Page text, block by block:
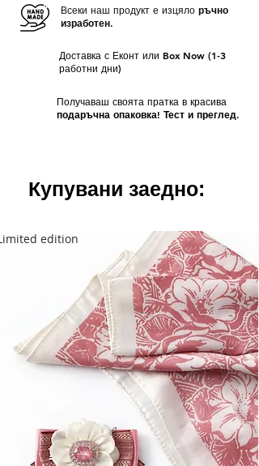
отделно опаковани, оставете коментар
при поръчката Ви.
Всеки наш продукт е изцяло ръчно
изработен.
Доставка с Еконт или Box Now (1-3
работни дни)
Получаваш своята пратка в красива
подаръчна опаковка! Тест и преглед.
Купувани заедно:
edition